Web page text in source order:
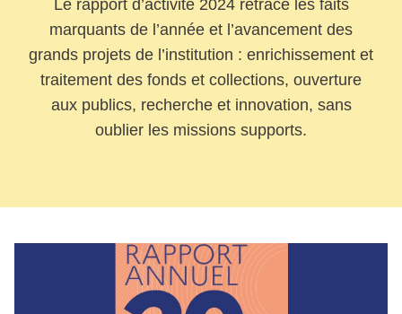
Le rapport d’activité 2024 retrace les faits
marquants de l’année et l’avancement des
grands projets de l’institution : enrichissement et
traitement des fonds et collections, ouverture
aux publics, recherche et innovation, sans
oublier les missions supports.